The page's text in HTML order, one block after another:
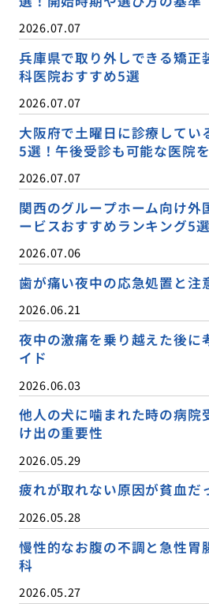
2026.07.07
兵庫県で取り外しできる矯正
科医院おすすめ5選
2026.07.07
大阪府で土曜日に診療してい
5選！午後受診も可能な医院
2026.07.07
関西のグループホーム向け外
ービスおすすめランキング5
2026.07.06
歯が痛い夜中の応急処置と注
2026.06.21
夜中の激痛を乗り越えた後に
イド
2026.06.03
他人の犬に噛まれた時の病院
け出の重要性
2026.05.29
疲れが取れない原因が貧血だ
2026.05.28
慢性的なお腹の不調と急性胃
科
2026.05.27